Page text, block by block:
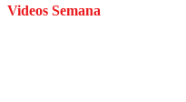
Videos Semana